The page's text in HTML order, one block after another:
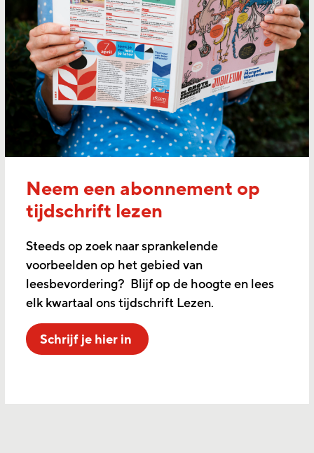
Neem een abonnement op
tijdschrift lezen
Steeds op zoek naar sprankelende
voorbeelden op het gebied van
leesbevordering? Blijf op de hoogte en lees
elk kwartaal ons tijdschrift Lezen.
Schrijf je hier in